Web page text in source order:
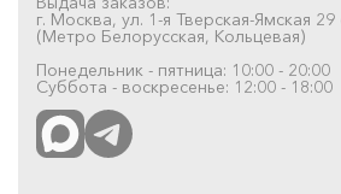
г. Москва, ул. 1-я Тверская-Ямская 29
(Метро Белорусская, Кольцевая)
Понедельник - пятница: 10:00 - 20:00
Суббота - воскресенье: 12:00 - 18:00